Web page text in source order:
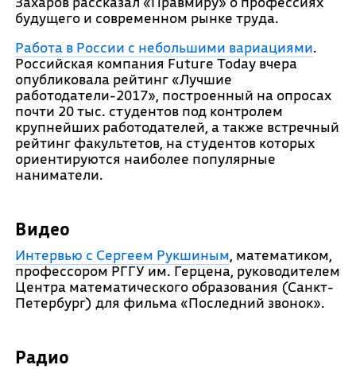
будущего и современном рынке труда.
Работа в России с небольшими вариациями.
Российская компания Future Today вчера
опубликовала рейтинг «Лучшие
работодатели-2017», построенный на опросах
почти 20 тыс. студентов под контролем
крупнейших работодателей, а также встречный
рейтинг факультетов, на студентов которых
ориентируются наиболее популярные
наниматели.
Видео
Интервью с Сергеем Рукшиным, математиком,
профессором РГГУ им. Герцена, руководителем
Центра математического образования (Санкт-
Петербург) для фильма «Последний звонок».
Радио